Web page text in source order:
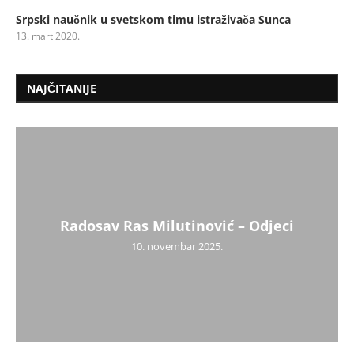
Srpski naučnik u svetskom timu istraživača Sunca
13. mart 2020.
NAJČITANIJE
Radosav Ras Milutinović – Odjeci
10. novembar 2025.